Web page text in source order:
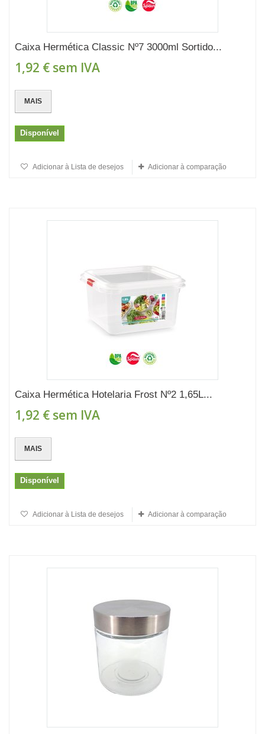
Caixa Hermética Classic Nº7 3000ml Sortido...
1,92 € sem IVA
MAIS
Disponível
Adicionar à Lista de desejos Adicionar à comparação
Caixa Hermética Hotelaria Frost Nº2 1,65L...
1,92 € sem IVA
MAIS
Disponível
Adicionar à Lista de desejos Adicionar à comparação